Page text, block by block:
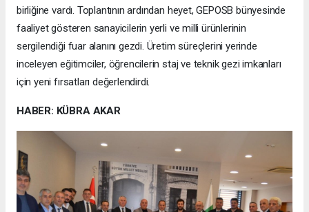
birliğine vardı. Toplantının ardından heyet, GEPOSB bünyesinde
faaliyet gösteren sanayicilerin yerli ve milli ürünlerinin
sergilendiği fuar alanını gezdi. Üretim süreçlerini yerinde
inceleyen eğitimciler, öğrencilerin staj ve teknik gezi imkanları
için yeni fırsatları değerlendirdi.
HABER: KÜBRA AKAR